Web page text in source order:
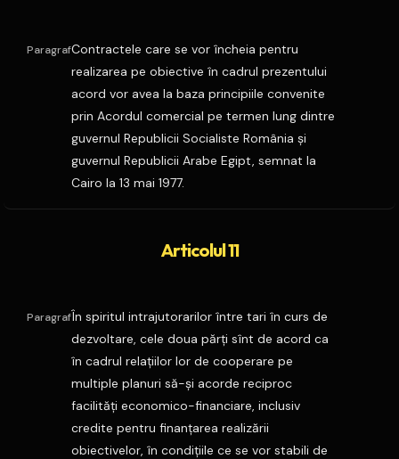
ParagrafContractele care se vor încheia pentru
realizarea pe obiective în cadrul prezentului
acord vor avea la baza principiile convenite
prin Acordul comercial pe termen lung dintre
guvernul Republicii Socialiste România şi
guvernul Republicii Arabe Egipt, semnat la
Cairo la 13 mai 1977.
Articolul 11
ParagrafÎn spiritul intrajutorarilor între tari în curs de
dezvoltare, cele doua părţi sînt de acord ca
în cadrul relaţiilor lor de cooperare pe
multiple planuri să-şi acorde reciproc
facilităţi economico-financiare, inclusiv
credite pentru finanţarea realizării
obiectivelor, în condiţiile ce se vor stabili de